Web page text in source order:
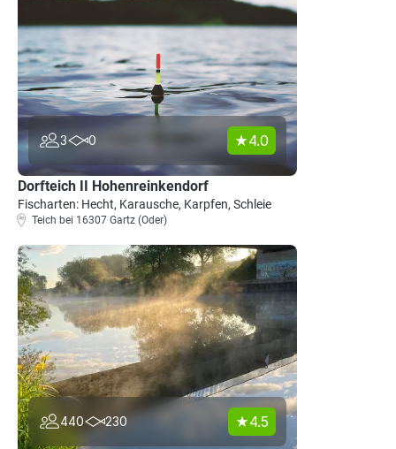
3 0 4.0
Dorfteich II Hohenreinkendorf
Fischarten: Hecht, Karausche, Karpfen, Schleie
Teich bei 16307 Gartz (Oder)
440 230 4.5